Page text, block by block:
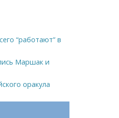
“работают” в
Маршак и
оракула